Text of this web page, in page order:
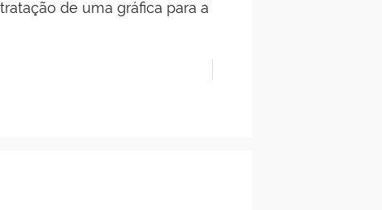
de uma gráfica para a